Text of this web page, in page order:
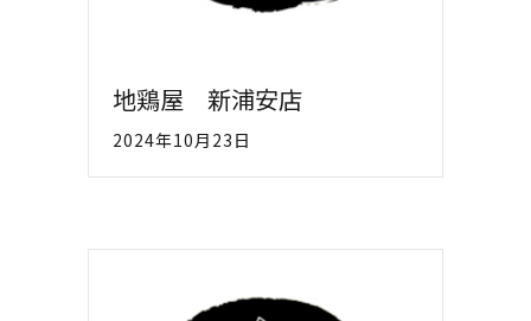
地鶏屋 新浦安店
2024年10月23日